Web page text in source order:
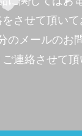
させて頂いて
のメールのお
連絡させて頂